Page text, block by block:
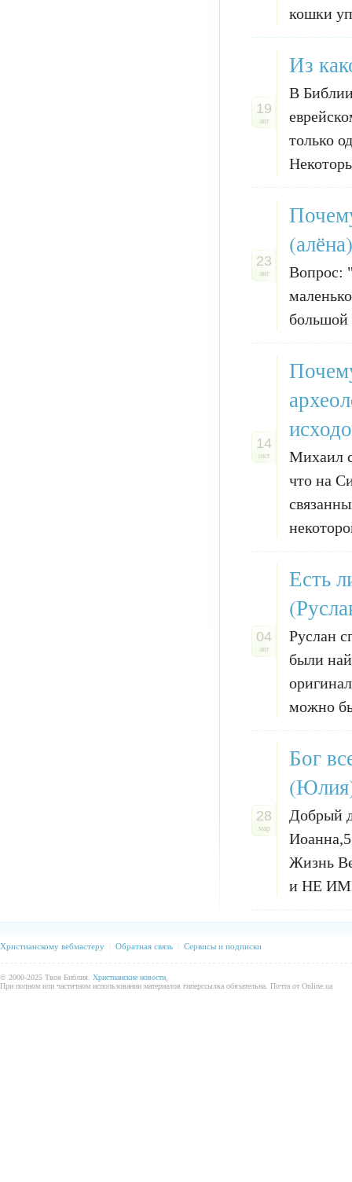
кошки
19
авг
Из
В
только
23
авг
(алёна)
Вопрос:
большой
14
окт
Михаил
что на
04
авг
Есть
Руслан
были
можно
28
мар
Бог
Добрый
Жизнь
и НЕ
Христианскому вебмастеру Обратная связь Сервисы и подписки
© 2000-2025 Твоя Библия. Христианские новости
При полном или частичном использовании материалов гиперссылка обязательна. Почта от Online.ua